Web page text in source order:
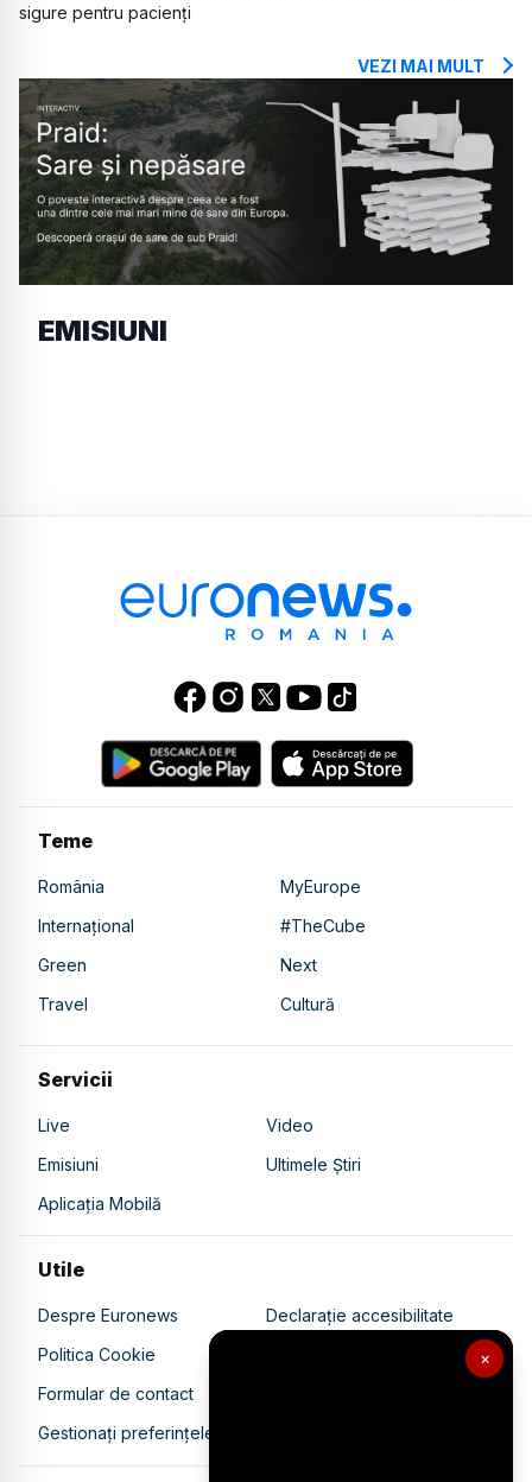
×
sigure pentru pacienți
VEZI MAI MULT
EMISIUNI
Teme
România
MyEurope
Internațional
#TheCube
Green
Next
Travel
Cultură
Servicii
Live
Video
Emisiuni
Ultimele Știri
Aplicația Mobilă
Utile
Despre Euronews
Declarație accesibilitate
Politica Cookie
Politica de confidențialitate
Formular de contact
Gestionați preferințele